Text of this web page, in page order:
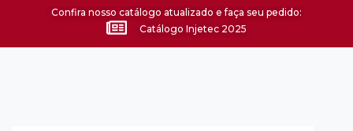
Confira nosso catálogo atualizado e faça seu pedido:
Catálogo Injetec 2025